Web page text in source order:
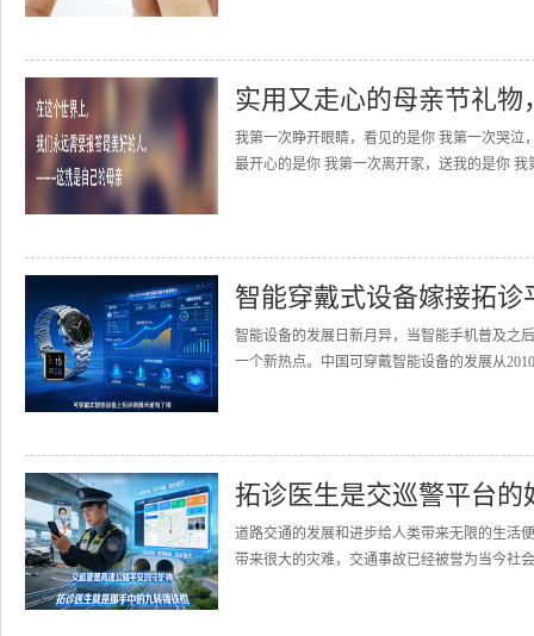
实用又走心的母亲节礼
我第一次睁开眼睛，看见的是你 我第一次哭泣
最开心的是你 我第一次离开家，送我的是你
智能穿戴式设备嫁接拓
智能设备的发展日新月异，当智能手机普及之
一个新热点。中国可穿戴智能设备的发展从
拓诊医生是交巡警平台的
道路交通的发展和进步给人类带来无限的生活
带来很大的灾难，交通事故已经被誉为当今社